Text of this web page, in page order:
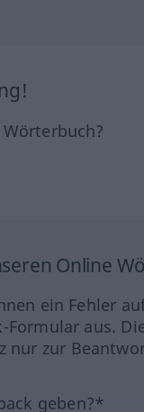
Online
ein Fehler
Formular aus.
nur zur
geben?*